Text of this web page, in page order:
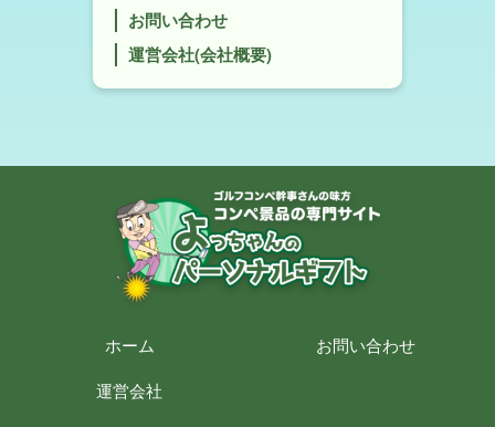
お問い合わせ
運営会社(会社概要)
ホーム
お問い合わせ
運営会社